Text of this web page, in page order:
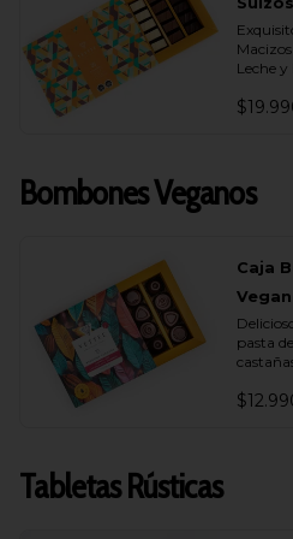
Leche
Bombones Veganos
Caja
pasta
Tabletas Rústicas